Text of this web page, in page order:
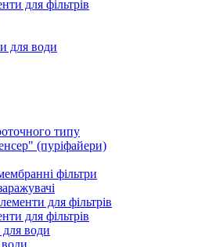
для фільтрів
для води
типу
(пуріфайери)
фільтри
для фільтрів
для фільтрів
для води
води